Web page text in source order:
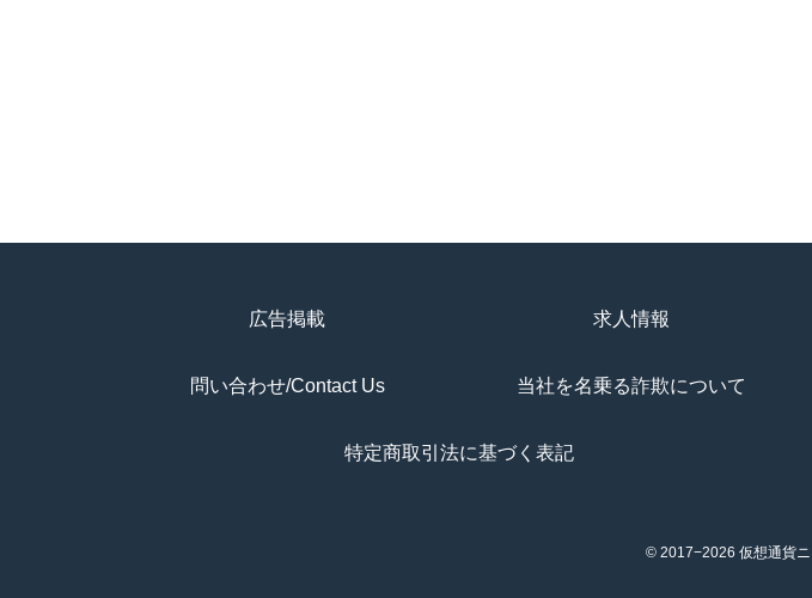
広告掲載 求人情報
問い合わせ/Contact Us 当社を名乗る詐欺について
特定商取引法に基づく表記
© 2017−2026 仮想通貨